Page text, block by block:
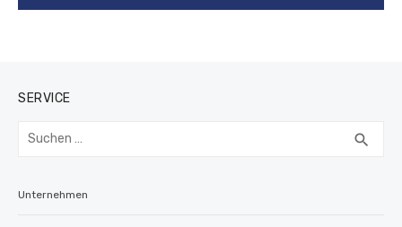
SERVICE
Suchen
search
Unternehmen